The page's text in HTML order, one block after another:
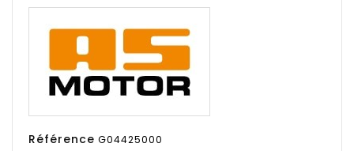
Référence G04425000